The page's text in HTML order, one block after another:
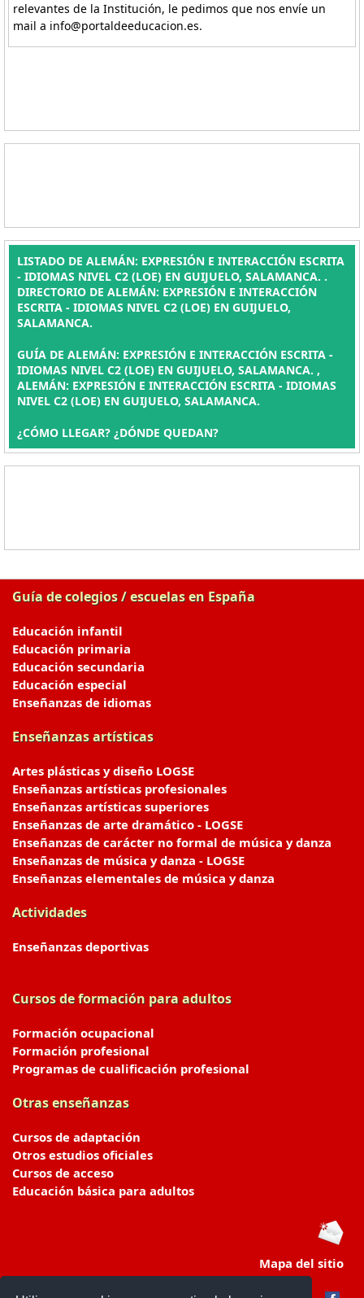
relevantes de la Institución, le pedimos que nos envíe un
mail a info@portaldeeducacion.es.
LISTADO DE ALEMÁN: EXPRESIÓN E INTERACCIÓN ESCRITA
- IDIOMAS NIVEL C2 (LOE) EN GUIJUELO, SALAMANCA. .
DIRECTORIO DE ALEMÁN: EXPRESIÓN E INTERACCIÓN
ESCRITA - IDIOMAS NIVEL C2 (LOE) EN GUIJUELO,
SALAMANCA.
GUÍA DE ALEMÁN: EXPRESIÓN E INTERACCIÓN ESCRITA -
IDIOMAS NIVEL C2 (LOE) EN GUIJUELO, SALAMANCA. ,
ALEMÁN: EXPRESIÓN E INTERACCIÓN ESCRITA - IDIOMAS
NIVEL C2 (LOE) EN GUIJUELO, SALAMANCA.
¿CÓMO LLEGAR? ¿DÓNDE QUEDAN?
Guía de colegios / escuelas en España
Educación infantil
Educación primaria
Educación secundaria
Educación especial
Enseñanzas de idiomas
Enseñanzas artísticas
Artes plásticas y diseño LOGSE
Enseñanzas artísticas profesionales
Enseñanzas artísticas superiores
Enseñanzas de arte dramático - LOGSE
Enseñanzas de carácter no formal de música y danza
Enseñanzas de música y danza - LOGSE
Enseñanzas elementales de música y danza
Actividades
Enseñanzas deportivas
Cursos de formación para adultos
Formación ocupacional
Formación profesional
Programas de cualificación profesional
Otras enseñanzas
Cursos de adaptación
Otros estudios oficiales
Cursos de acceso
Educación básica para adultos
Mapa del sitio